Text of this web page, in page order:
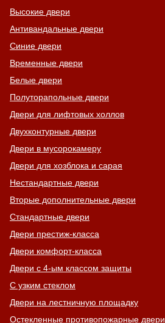
Высокие двери
Антивандальные двери
Синие двери
Временные двери
Белые двери
Полуторапольные двери
Двери для лифтовых холлов
Двухконтурные двери
Двери в мусорокамеру
Двери для хозблока и сарая
Нестандартные двери
Вторые дополнительные двери
Стандартные двери
Двери престиж-класса
Двери комфорт-класса
Двери с 4-ым классом защиты
С узким стеклом
Двери на лестничную площадку
Остекленные противопожарные двери